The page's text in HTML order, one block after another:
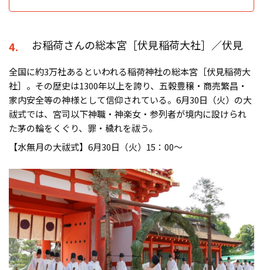
4. お稲荷さんの総本宮［伏見稲荷大社］／伏見
全国に約3万社あるといわれる稲荷神社の総本宮［伏見稲荷大
社］。その歴史は1300年以上を誇り、五穀豊穣・商売繁昌・
家内安全等の神様として信仰されている。6月30日（火）の大
祓式では、宮司以下神職・神楽女・参列者が境内に設けられ
た茅の輪をくぐり、罪・穢れを祓う。
【水無月の大祓式】6月30日（火）15：00〜